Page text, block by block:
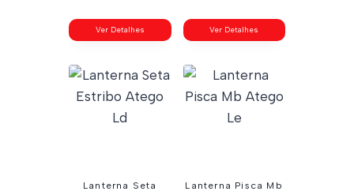
Ver Detalhes Ver Detalhes
Lanterna Seta
Lanterna Pisca Mb